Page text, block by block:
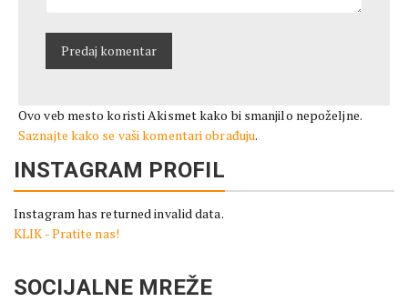
Ovo veb mesto koristi Akismet kako bi smanjilo nepoželjne.
Saznajte kako se vaši komentari obrađuju.
INSTAGRAM PROFIL
Instagram has returned invalid data.
KLIK - Pratite nas!
SOCIJALNE MREŽE